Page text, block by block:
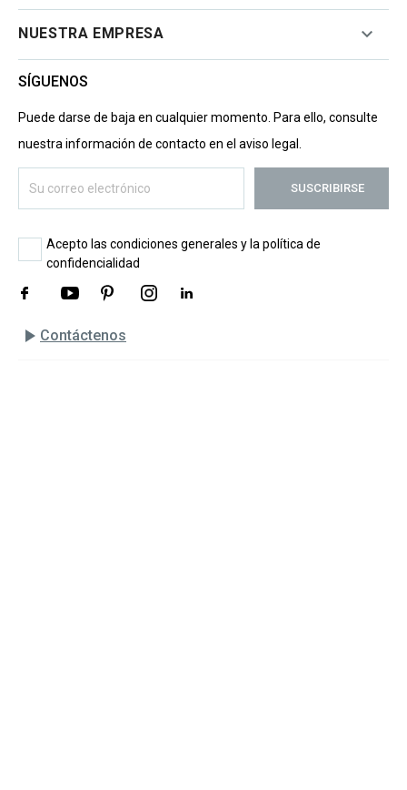
NUESTRA EMPRESA 
SÍGUENOS
Puede darse de baja en cualquier momento. Para ello, consulte
nuestra información de contacto en el aviso legal.
Acepto las condiciones generales y la política de
confidencialidad
play_arrow Contáctenos